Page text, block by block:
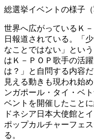
総選挙イベントの様子
世界へ広がっているＫ
日報道されている。「
なことではない」とい
はＫ－ＰＯＰ歌手の活
は？」と自問する内容
見える動きも現われ始
ンガポール・タイ・ベ
ベントを開催したこと
ドネシア日本大使館と
ポップカルチャーフェ
る。